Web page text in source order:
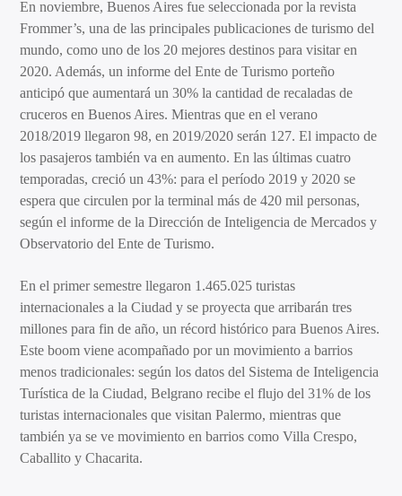
En noviembre, Buenos Aires fue seleccionada por la revista
Frommer’s, una de las principales publicaciones de turismo del
mundo, como uno de los 20 mejores destinos para visitar en
2020. Además, un informe del Ente de Turismo porteño
anticipó que aumentará un 30% la cantidad de recaladas de
cruceros en Buenos Aires. Mientras que en el verano
2018/2019 llegaron 98, en 2019/2020 serán 127. El impacto de
los pasajeros también va en aumento. En las últimas cuatro
temporadas, creció un 43%: para el período 2019 y 2020 se
espera que circulen por la terminal más de 420 mil personas,
según el informe de la Dirección de Inteligencia de Mercados y
Observatorio del Ente de Turismo.
En el primer semestre llegaron 1.465.025 turistas
internacionales a la Ciudad y se proyecta que arribarán tres
millones para fin de año, un récord histórico para Buenos Aires.
Este boom viene acompañado por un movimiento a barrios
menos tradicionales: según los datos del Sistema de Inteligencia
Turística de la Ciudad, Belgrano recibe el flujo del 31% de los
turistas internacionales que visitan Palermo, mientras que
también ya se ve movimiento en barrios como Villa Crespo,
Caballito y Chacarita.